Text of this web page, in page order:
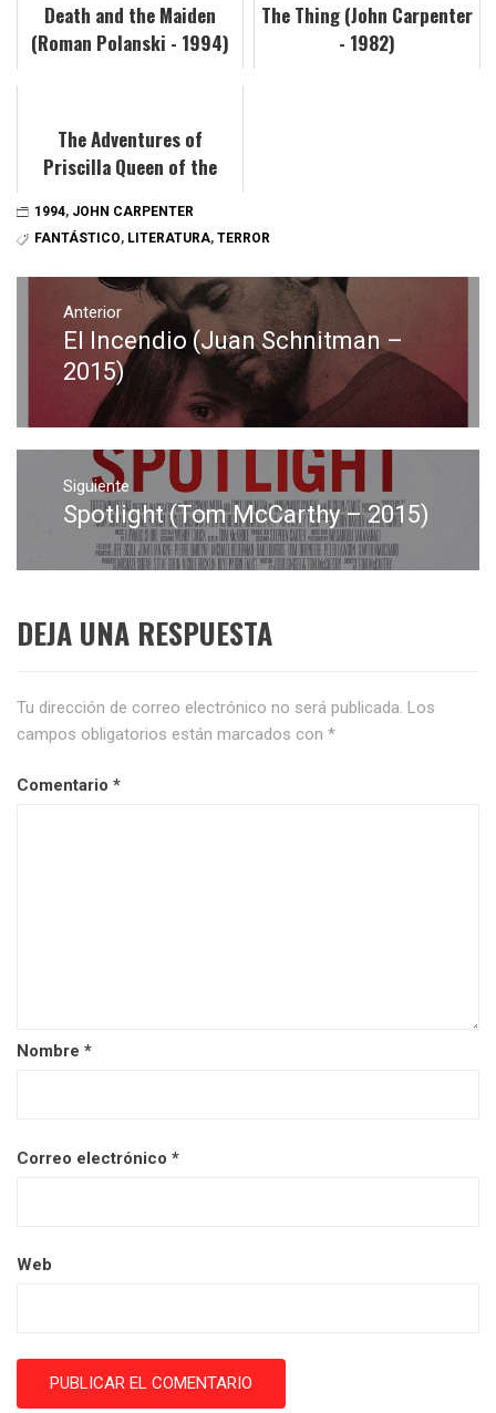
Death and the Maiden
(Roman Polanski - 1994)
The Thing (John Carpenter
- 1982)
The Adventures of
Priscilla Queen of the
1994)
1994, JOHN CARPENTER
FANTÁSTICO, LITERATURA, TERROR
Navegación
entradas
Anterior
Entrada
anterior:
El Incendio (Juan Schnitman –
2015)
Siguiente
Entrada
siguiente:
Spotlight (Tom McCarthy – 2015)
DEJA UNA RESPUESTA
Tu dirección de correo electrónico no será publicada. Los
campos obligatorios están marcados con *
Comentario *
Nombre *
Correo electrónico *
Web